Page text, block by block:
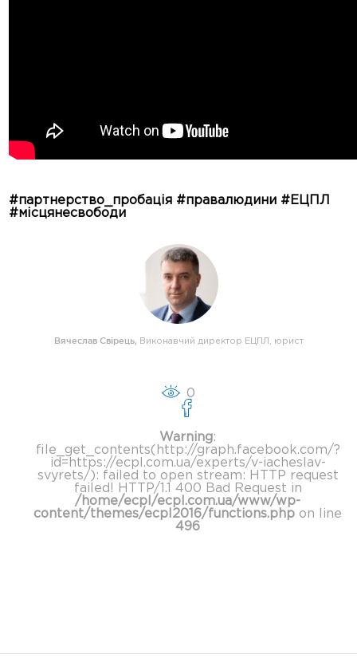
#партнерство_пробація #правалюдини #ЕЦПЛ
#місцянесвободи
Вячеслав Свірець, Виконавчий директор ЕЦПЛ, юрист
0
Warning:
file_get_contents(http://graph.facebook.com/?
id=https://ecpl.com.ua/experts/v-iacheslav-
svyrets/): failed to open stream: HTTP request
failed! HTTP/1.1 400 Bad Request in
/home/ecpl/ecpl.com.ua/www/wp-
content/themes/ecpl2016/functions.php on line
496